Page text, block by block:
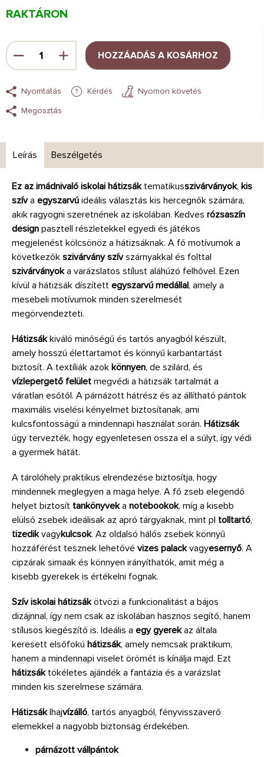
Egységár:
RAKTÁRON
HOZZÁADÁS A KOSÁRHOZ
Nyomtatás Kérdés
Nyomon követés
Megosztás
Leírás Beszélgetés
Ez az imádnivaló iskolai hátizsáktematikusszivárványok, kis
szíva egyszarvú ideális választás kis hercegnők számára,
akik ragyogni szeretnének az iskolában. Kedves rózsaszín
design pasztell részletekkel egyedi és játékos
megjelenést kölcsönöz a hátizsáknak. A fő motívumok a
következők szivárvány szívszárnyakkal és folttal
szivárványoka varázslatos stílust aláhúzó felhővel. Ezen
kívül a hátizsák díszített egyszarvú medállal, amely a
mesebeli motívumok minden szerelmesét
megörvendezteti.
Hátizsákkiváló minőségű és tartós anyagból készült,
amely hosszú élettartamot és könnyű karbantartást
biztosít. A textíliák azok könnyen, de szilárd, és
vízlepergető felület megvédi a hátizsák tartalmát a
váratlan esőtől. A párnázott hátrész és az állítható pántok
maximális viselési kényelmet biztosítanak, ami
kulcsfontosságú a mindennapi használat során. Hátizsák
úgy tervezték, hogy egyenletesen ossza el a súlyt, így védi
a gyermek hátát.
A tárolóhely praktikus elrendezése biztosítja, hogy
mindennek meglegyen a maga helye. A fő zseb elegendő
helyet biztosít tankönyveka notebookok, míg a kisebb
elülső zsebek ideálisak az apró tárgyaknak, mint pl tolltartó,
tizedikvagykulcsok. Az oldalsó hálós zsebek könnyű
hozzáférést tesznek lehetővé vizes palackvagyesernyő. A
cipzárak simaak és könnyen irányíthatók, amit még a
kisebb gyerekek is értékelni fognak.
Szív iskolai hátizsákötvözi a funkcionalitást a bájos
dizájnnal, így nem csak az iskolában hasznos segítő, hanem
stílusos kiegészítő is. Ideális a egy gyerekaz általa
keresett elsőfokú hátizsák, amely nemcsak praktikum,
hanem a mindennapi viselet örömét is kínálja majd. Ezt
hátizsáktökéletes ajándék a fantázia és a varázslat
minden kis szerelmese számára.
HátizsákIhajvízálló, tartós anyagból, fényvisszaverő
elemekkel a nagyobb biztonság érdekében.
párnázott vállpántok